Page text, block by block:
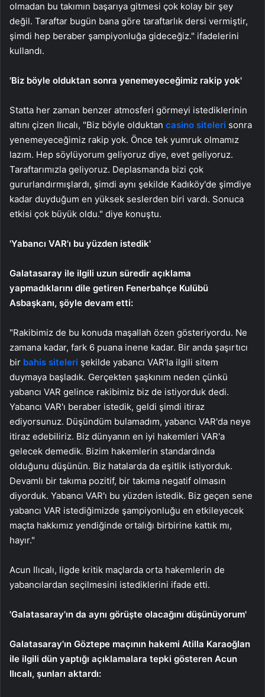
olmadan bu takımın başarıya gitmesi çok kolay bir şey
değil. Taraftar bugün bana göre taraftarlık dersi vermiştir,
şimdi hep beraber şampiyonluğa gideceğiz." ifadelerini
kullandı.
'Biz böyle olduktan sonra yenemeyeceğimiz rakip yok'
Statta her zaman benzer atmosferi görmeyi istediklerinin
altını çizen Ilıcalı, "Biz böyle olduktan casino siteleri sonra
yenemeyeceğimiz rakip yok. Önce tek yumruk olmamız
lazım. Hep söylüyorum geliyoruz diye, evet geliyoruz.
Taraftarımızla geliyoruz. Deplasmanda bizi çok
gururlandırmışlardı, şimdi aynı şekilde Kadıköy'de şimdiye
kadar duyduğum en yüksek seslerden biri vardı. Sonuca
etkisi çok büyük oldu." diye konuştu.
'Yabancı VAR'ı bu yüzden istedik'
Galatasaray ile ilgili uzun süredir açıklama
yapmadıklarını dile getiren Fenerbahçe Kulübü
Asbaşkanı, şöyle devam etti:
"Rakibimiz de bu konuda maşallah özen gösteriyordu. Ne
zamana kadar, fark 6 puana inene kadar. Bir anda şaşırtıcı
bir bahis siteleri şekilde yabancı VAR'la ilgili sitem
duymaya başladık. Gerçekten şaşkınım neden çünkü
yabancı VAR gelince rakibimiz biz de istiyorduk dedi.
Yabancı VAR'ı beraber istedik, geldi şimdi itiraz
ediyorsunuz. Düşündüm bulamadım, yabancı VAR'da neye
itiraz edebiliriz. Biz dünyanın en iyi hakemleri VAR'a
gelecek demedik. Bizim hakemlerin standardında
olduğunu düşünün. Biz hatalarda da eşitlik istiyorduk.
Devamlı bir takıma pozitif, bir takıma negatif olmasın
diyorduk. Yabancı VAR'ı bu yüzden istedik. Biz geçen sene
yabancı VAR istediğimizde şampiyonluğu en etkileyecek
maçta hakkımız yendiğinde ortalığı birbirine kattık mı,
hayır."
Acun Ilıcalı, ligde kritik maçlarda orta hakemlerin de
yabancılardan seçilmesini istediklerini ifade etti.
'Galatasaray'ın da aynı görüşte olacağını düşünüyorum'
Galatasaray'ın Göztepe maçının hakemi Atilla Karaoğlan
ile ilgili dün yaptığı açıklamalara tepki gösteren Acun
Ilıcalı, şunları aktardı: